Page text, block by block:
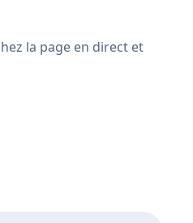
la page en direct et